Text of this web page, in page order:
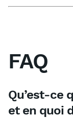
FAQ
Qu’est-ce
et en quoi